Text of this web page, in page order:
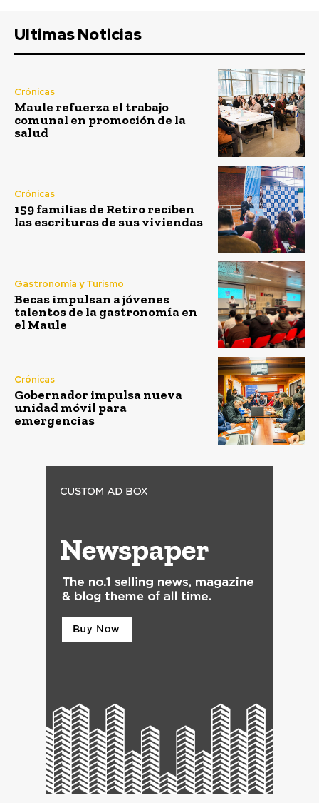
Ultimas Noticias
Crónicas
Maule refuerza el trabajo
comunal en promoción de la
salud
Crónicas
159 familias de Retiro reciben
las escrituras de sus viviendas
Gastronomía y Turismo
Becas impulsan a jóvenes
talentos de la gastronomía en
el Maule
Crónicas
Gobernador impulsa nueva
unidad móvil para
emergencias